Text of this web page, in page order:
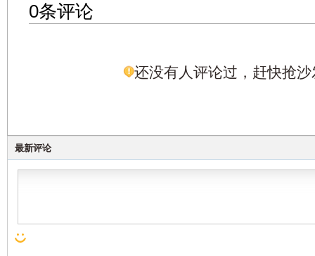
0条评论
还没有人评论过，赶快抢沙
最新评论